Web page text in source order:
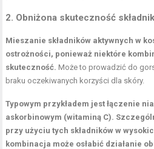
2. Obniżona skuteczność
Mieszanie składników aktywnych w
ostrożności, ponieważ niektóre
skuteczność. Może to prowadzić do
braku oczekiwanych korzyści dla skóry.
Typowym przykładem jest łączenie
askorbinowym (witaminą C).
przy użyciu tych składników w
kombinacja może osłabić działanie